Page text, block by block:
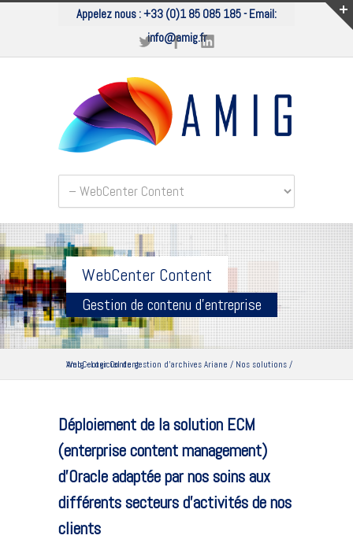
Appelez nous :+33 (0)1 85 085 185- Email:
info@amig.fr
WebCenter Content
Gestion de contenu d'entreprise
Amig - Logiciel de gestion d'archives Ariane / Nos solutions /
WebCenter Content
Déploiement de la solution ECM
(enterprise content management)
d’Oracle adaptée par nos soins aux
différents secteurs d’activités de nos
clients